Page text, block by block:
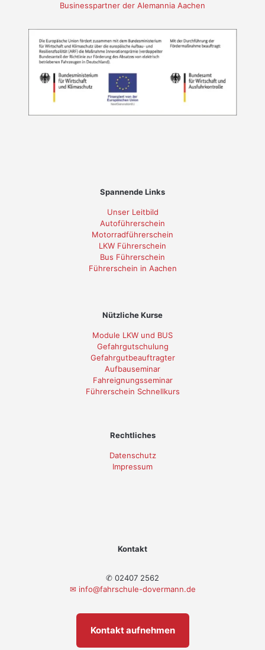
Businesspartner der Alemannia Aachen
Spannende Links
Unser Leitbild
Autoführerschein
Motorradführerschein
LKW Führerschein
Bus Führerschein
Führerschein in Aachen
Nützliche Kurse
Module LKW und BUS
Gefahrgutschulung
Gefahrgutbeauftragter
Aufbauseminar
Fahreignungsseminar
Führerschein Schnellkurs
Rechtliches
Datenschutz
Impressum
Kontakt
✆ 02407 2562
✉ info@fahrschule-dovermann.de
Kontakt aufnehmen